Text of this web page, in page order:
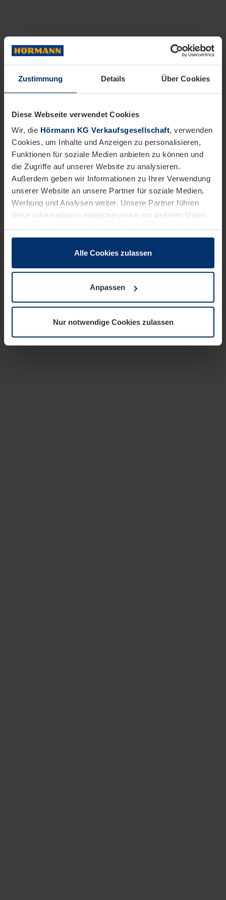
Zustimmung Details Über Cookies
Diese Webseite verwendet Cookies
Wir, die Hörmann KG Verkaufsgesellschaft, verwenden
Cookies, um Inhalte und Anzeigen zu personalisieren,
Funktionen für soziale Medien anbieten zu können und
die Zugriffe auf unserer Website zu analysieren.
Außerdem geben wir Informationen zu Ihrer Verwendung
unserer Website an unsere Partner für soziale Medien,
Werbung und Analysen weiter. Unsere Partner führen
diese Informationen möglicherweise mit weiteren Daten
sie im Rahmen Ihrer Nutzung der Dienste gesammelt
wenn diese für den Betrieb dieser Seite unbedingt
notwendig sind. Für alle anderen Cookie-Typen benötigen
wir Ihre Erlaubnis. Ihre Einwilligung können Sie jederzeit
Datenschutzerklärungunserer Website ändern oder
widerrufen.
Alle Cookies zulassen
Anpassen
Nur notwendige Cookies zulassen